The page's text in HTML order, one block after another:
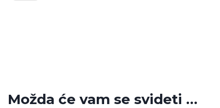
Možda će vam se svideti …